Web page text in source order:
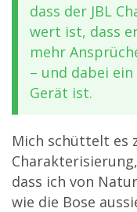
dass der JBL
wert ist, dass
mehr
– und dabei ein
Gerät ist.
Mich schüttelt es
dass ich von
wie die Bose